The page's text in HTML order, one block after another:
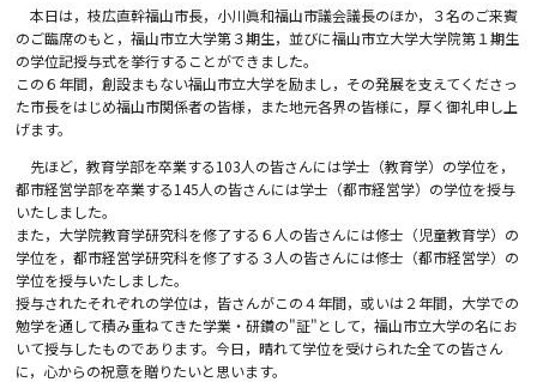
本日は，枝広直幹福山市長，小川眞和福山市議会議長のほか，３名のご来賓
のご臨席のもと，福山市立大学第３期生，並びに福山市立大学大学院第１期生
の学位記授与式を挙行することができました。
この６年間，創設まもない福山市立大学を励まし，その発展を支えてくださっ
た市長をはじめ福山市関係者の皆様，また地元各界の皆様に，厚く御礼申し上
げます。
先ほど，教育学部を卒業する103人の皆さんには学士（教育学）の学位を，
都市経営学部を卒業する145人の皆さんには学士（都市経営学）の学位を授与
いたしました。
また，大学院教育学研究科を修了する６人の皆さんには修士（児童教育学）の
学位を，都市経営学研究科を修了する３人の皆さんには修士（都市経営学）の
学位を授与いたしました。
授与されたそれぞれの学位は，皆さんがこの４年間，或いは２年間，大学での
勉学を通して積み重ねてきた学業・研鑽の"証"として，福山市立大学の名にお
いて授与したものであります。今日，晴れて学位を受けられた全ての皆さん
に，心からの祝意を贈りたいと思います。